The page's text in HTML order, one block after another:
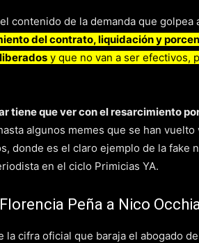
contenido de la demanda que golpea
del contrato, liquidación y
y que no van a ser efectivos,
tiene que ver con el resarcimiento
algunos memes que se han
donde es el claro ejemplo de la fake
en el ciclo Primicias YA.
Peña a Nico
la cifra oficial que baraja el abogado